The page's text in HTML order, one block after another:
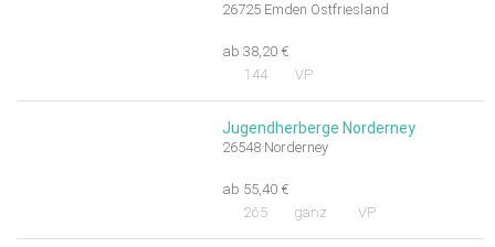
26725 Emden Ostfriesland
ab 38,20 €
144
VP
Jugendherberge Norderney
26548 Norderney
ab 55,40 €
265
ganz VP